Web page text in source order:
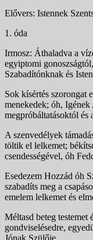
Elővers: Istennek
1. óda
Irmosz: Áthaladva a
egyiptomi
Szabadítónknak és
Sok kísértés szorongat
menekedek; óh, Igének
megpróbáltatásoktól és
A szenvedélyek
töltik el lelkemet;
csendességével, óh
Esedezem Hozzád óh
szabadíts meg a
emelem lelkemet és
Méltasd beteg testemet
gondviselésedre,
Jónak Szülője.